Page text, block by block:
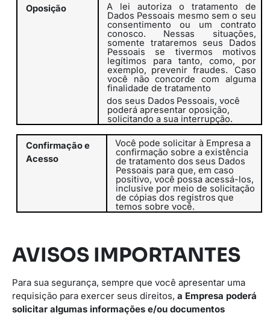
Oposição A lei autoriza o tratamento
de
Dados Pessoais mesmo sem o seu
consentimento ou um contrato
conosco. Nessas situações,
somente trataremos seus Dados
Pessoais se tivermos motivos
legítimos para tanto, como, por
exemplo, prevenir fraudes.
Caso
você não concorde com alguma
finalidade de tratamento
dos seus Dados Pessoais, você
poderá apresentar oposição,
solicitando a sua interrupção.
Confirmaçãoe
Acesso
Você pode solicitar à Empresa a
confirmação sobre a existência
de tratamento dos seus Dados
Pessoais para que, em caso
positivo, você possa acessá-los,
inclusive por meio de solicitação
de cópias dos registros que
temos sobre você.
AVISOS IMPORTANTES
Para sua segurança, sempre que você apresentar uma
requisição para exercer seus direitos, a Empresa poderá
solicitar algumas informações e/ou documentos